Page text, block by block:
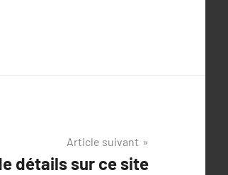
Article suivant
détails sur ce site